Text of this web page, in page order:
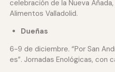
celebración de la Nueva
Alimentos Valladolid.
Dueñas
6-9 de diciembre. “Por San
es”. Jornadas Enológicas, con